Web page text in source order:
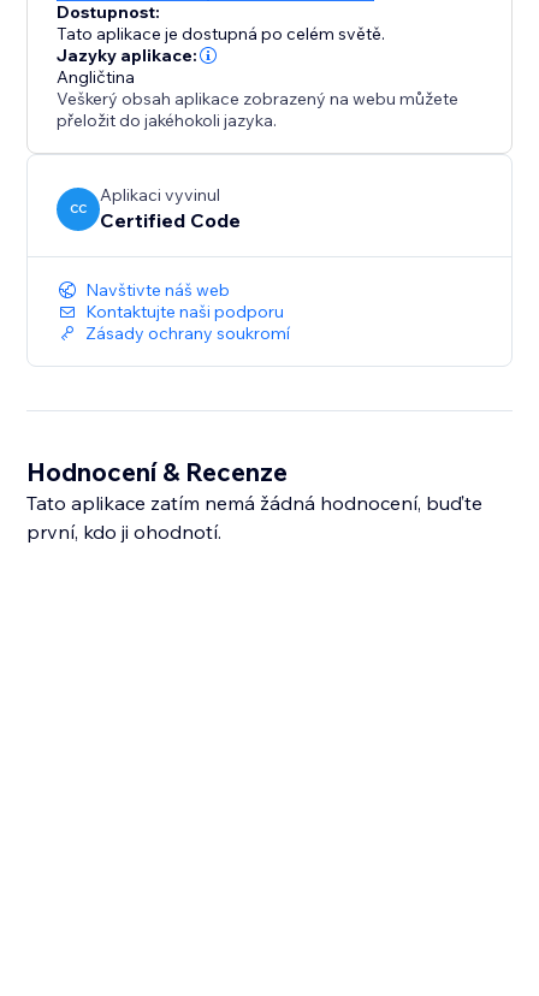
Dostupnost:
Tato aplikace je dostupná po celém světě.
Jazyky aplikace:
Angličtina
Veškerý obsah aplikace zobrazený na webu můžete
přeložit do jakéhokoli jazyka.
CC
Aplikaci vyvinul
Certified Code
Navštivte náš web
Kontaktujte naši podporu
Zásady ochrany soukromí
Hodnocení & Recenze
Tato aplikace zatím nemá žádná hodnocení, buďte
první, kdo ji ohodnotí.